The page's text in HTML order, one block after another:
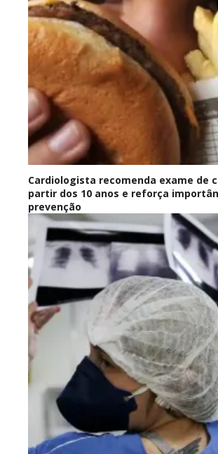
Cardiologista recomenda exame de
partir dos 10 anos e reforça
prevenção